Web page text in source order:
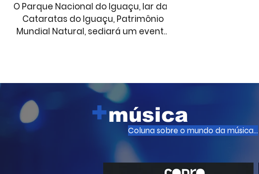
O Parque Nacional do Iguaçu, lar das
Cataratas do Iguaçu, Patrimônio
Mundial Natural, sediará um evento
Urbia+Cataratas, ocorrerá entre 4 e 7
de dezembro . A principal atração é a
orquestra paraguaia H2O Sonidos de
La Tierra , conhecida por utilizar
instrumentos que produzem som a
partir da água. A performance cria
uma conexão direta com o ambiente
+música
Coluna sobre o mundo da música...